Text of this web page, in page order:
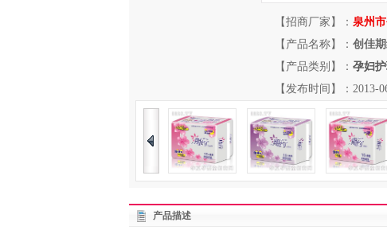
【招商厂家】： 泉州
【产品名称】： 创佳
【产品类别】： 孕妇
【发布时间】：2013-
产品描述